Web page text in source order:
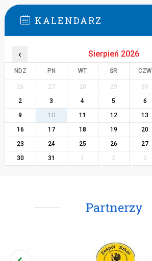
KALENDARZ
‹ Sierpień 2026
NDZ PN WT ŚR CZW
26 27 28 29 30
2
3 4 5 6
9
10 11 12 13
16
17 18 19 20
23
24 25 26 27
30
31 1 2 3
Partnerzy